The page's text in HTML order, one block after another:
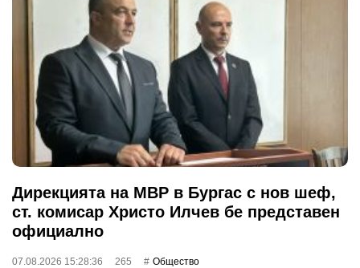
Дирекцията на МВР в Бургас с нов шеф,
ст. комисар Христо Илчев бе представен
официално
07.08.2026 15:28:36 265 Общество